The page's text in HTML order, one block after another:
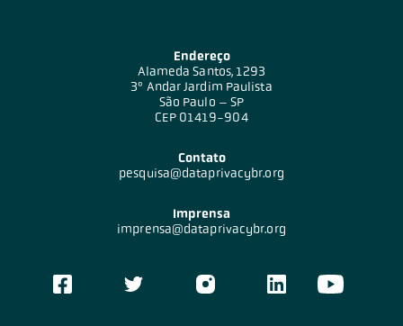
Endereço
Alameda Santos, 1293
3º Andar Jardim Paulista
São Paulo – SP
CEP 01419-904
Contato
pesquisa@dataprivacybr.org
Imprensa
imprensa@dataprivacybr.org